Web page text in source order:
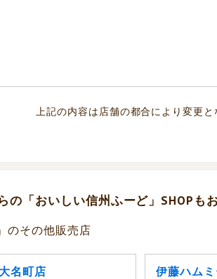
上記の内容は店舗の都合により変更
の「おいしい信州ふーど」SHOPも
のその他販売店
名町店
伊藤ハムミ